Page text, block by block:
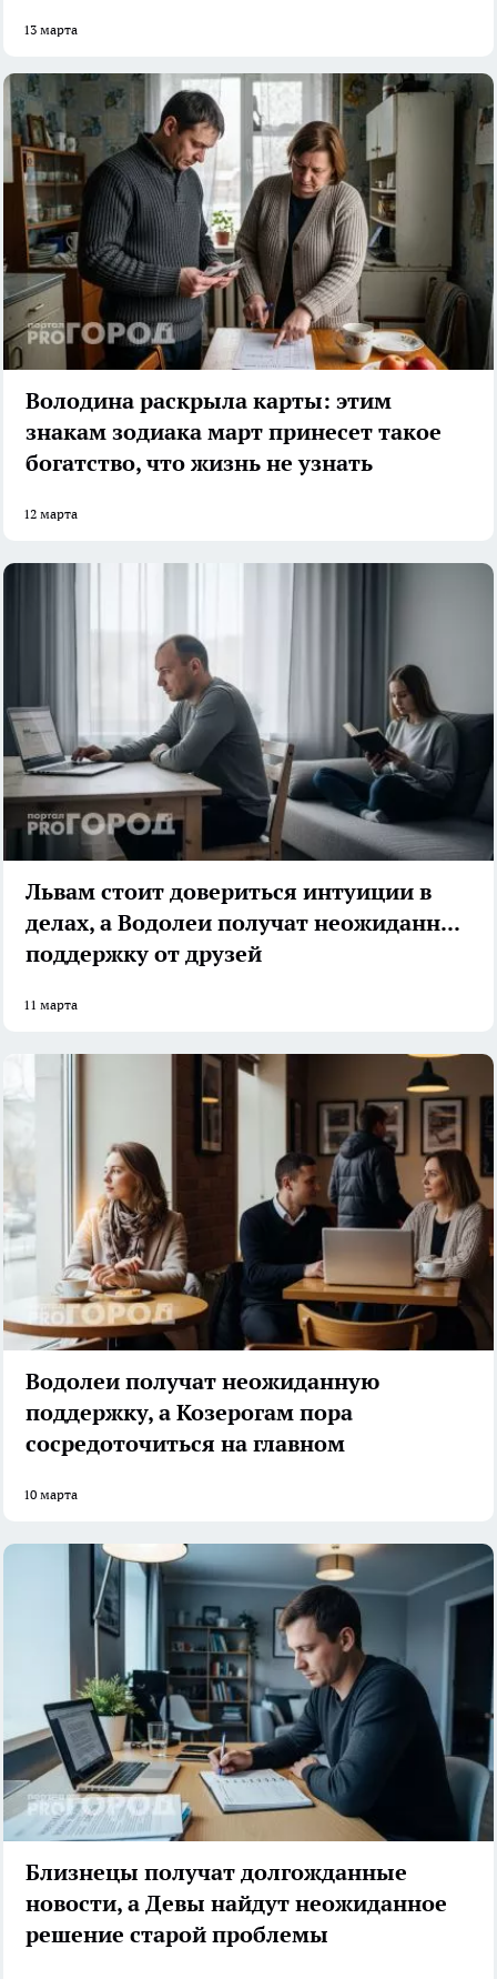
13 марта
Володина раскрыла карты: этим
знакам зодиака март принесет такое
богатство, что жизнь не узнать
12 марта
Львам стоит довериться интуиции в
делах, а Водолеи получат неожиданную
поддержку от друзей
11 марта
Водолеи получат неожиданную
поддержку, а Козерогам пора
сосредоточиться на главном
10 марта
Близнецы получат долгожданные
новости, а Девы найдут неожиданное
решение старой проблемы